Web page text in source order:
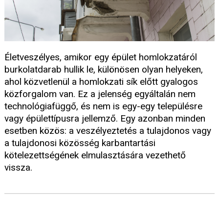
Életveszélyes, amikor egy épület homlokzatáról
burkolatdarab hullik le, különösen olyan helyeken,
ahol közvetlenül a homlokzati sík előtt gyalogos
közforgalom van. Ez a jelenség egyáltalán nem
technológiafüggő, és nem is egy-egy településre
vagy épülettípusra jellemző. Egy azonban minden
esetben közös: a veszélyeztetés a tulajdonos vagy
a tulajdonosi közösség karbantartási
kötelezettségének elmulasztására vezethető
vissza.